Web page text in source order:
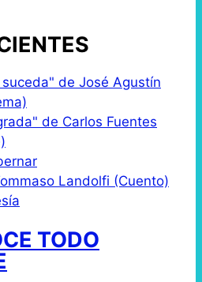
de José Agustín
de Carlos Fuentes
Landolfi (Cuento)
TODO